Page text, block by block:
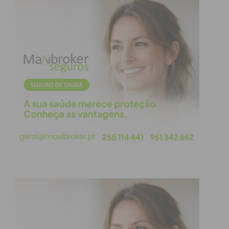
Apesar das mudanças, o saber artesanal nunca
desapareceu totalmente. Pelo contrário, ganhou
um novo prestígio noutros mercados. Há hoje uma
procura crescente por móveis personalizados e
trabalhos de marcenaria fina, especialmente em
setores como:
feito à medida transmite exclusividade e
dos espaços de descontração da
Restaurantes e espaços culturais:
que
apostam em decoração autêntica, com